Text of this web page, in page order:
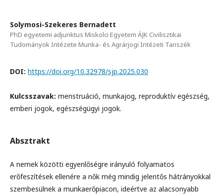
Solymosi-Szekeres Bernadett
PhD egyetemi adjunktus Miskolci Egyetem ÁJK Civilisztikai
Tudományok Intézete Munka- és Agrárjogi Intézeti Tanszék
DOI: https://doi.org/10.32978/sjp.2025.030
Kulcsszavak: menstruáció, munkajog, reproduktív egészség,
emberi jogok, egészségügyi jogok.
Absztrakt
A nemek közötti egyenlőségre irányuló folyamatos
erőfeszítések ellenére a nők még mindig jelentős hátrányokkal
szembesülnek a munkaerőpiacon, ideértve az alacsonyabb